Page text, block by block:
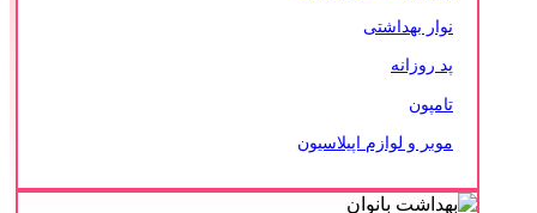
نوار بهداشتی
پد روزانه
تامپون
موبر و لوازم اپیلاسیون